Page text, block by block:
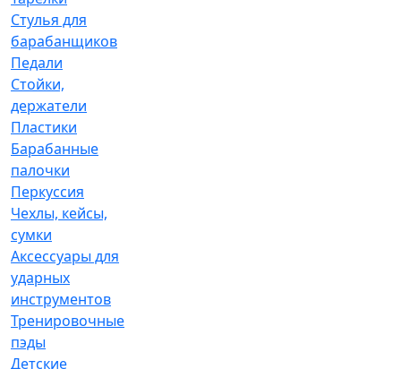
Стулья для
барабанщиков
Педали
Стойки,
держатели
Пластики
Барабанные
палочки
Перкуссия
Чехлы, кейсы,
сумки
Аксессуары для
ударных
инструментов
Тренировочные
пэды
Детские